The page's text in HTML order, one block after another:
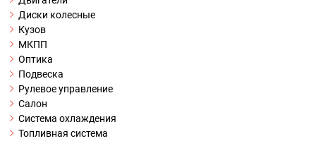
Диски колесные
Кузов
МКПП
Оптика
Подвеска
Рулевое управление
Салон
Система охлаждения
Топливная система